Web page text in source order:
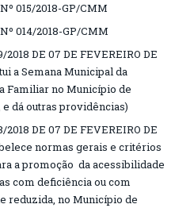
015/2018-GP/CMM
014/2018-GP/CMM
2018 DE 07 DE FEVEREIRO DE
a Semana Municipal da
Familiar no Município de
e dá outras providências)
2018 DE 07 DE FEVEREIRO DE
normas gerais e critérios
a promoção da acessibilidade
com deficiência ou com
reduzida, no Município de